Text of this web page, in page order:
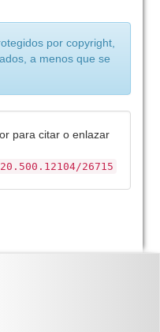
por copyright,
a menos que se
para citar o enlazar
26715